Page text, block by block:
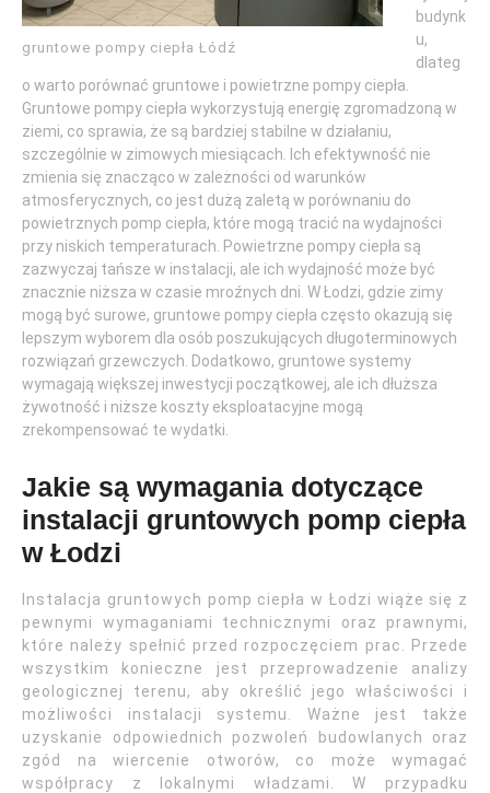
gruntowe pompy ciepła Łódź
budynk
u,
dlateg
o warto porównać gruntowe i powietrzne pompy ciepła.
Gruntowe pompy ciepła wykorzystują energię zgromadzoną w
ziemi, co sprawia, że są bardziej stabilne w działaniu,
szczególnie w zimowych miesiącach. Ich efektywność nie
zmienia się znacząco w zależności od warunków
atmosferycznych, co jest dużą zaletą w porównaniu do
powietrznych pomp ciepła, które mogą tracić na wydajności
przy niskich temperaturach. Powietrzne pompy ciepła są
zazwyczaj tańsze w instalacji, ale ich wydajność może być
znacznie niższa w czasie mroźnych dni. W Łodzi, gdzie zimy
mogą być surowe, gruntowe pompy ciepła często okazują się
lepszym wyborem dla osób poszukujących długoterminowych
rozwiązań grzewczych. Dodatkowo, gruntowe systemy
wymagają większej inwestycji początkowej, ale ich dłuższa
żywotność i niższe koszty eksploatacyjne mogą
zrekompensować te wydatki.
Jakie są wymagania dotyczące
instalacji gruntowych pomp ciepła
w Łodzi
Instalacja gruntowych pomp ciepła w Łodzi wiąże się z
pewnymi wymaganiami technicznymi oraz prawnymi,
które należy spełnić przed rozpoczęciem prac. Przede
wszystkim konieczne jest przeprowadzenie analizy
geologicznej terenu, aby określić jego właściwości i
możliwości instalacji systemu. Ważne jest także
uzyskanie odpowiednich pozwoleń budowlanych oraz
zgód na wiercenie otworów, co może wymagać
współpracy z lokalnymi władzami. W przypadku